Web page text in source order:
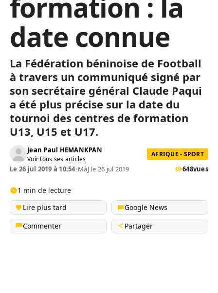
date connue
La Fédération béninoise de Football
à travers un communiqué signé par
son secrétaire général Claude Paqui
a été plus précise sur la date du
tournoi des centres de formation
U13, U15 et U17.
Jean Paul HEMANKPAN
Voir tous ses articles
AFRIQUE - SPORT
Le 26 jul 2019 à 10:54•MàJ le 26 jul 2019 648vues
1 min de lecture
Lire plus tard
Google News
Commenter
Partager